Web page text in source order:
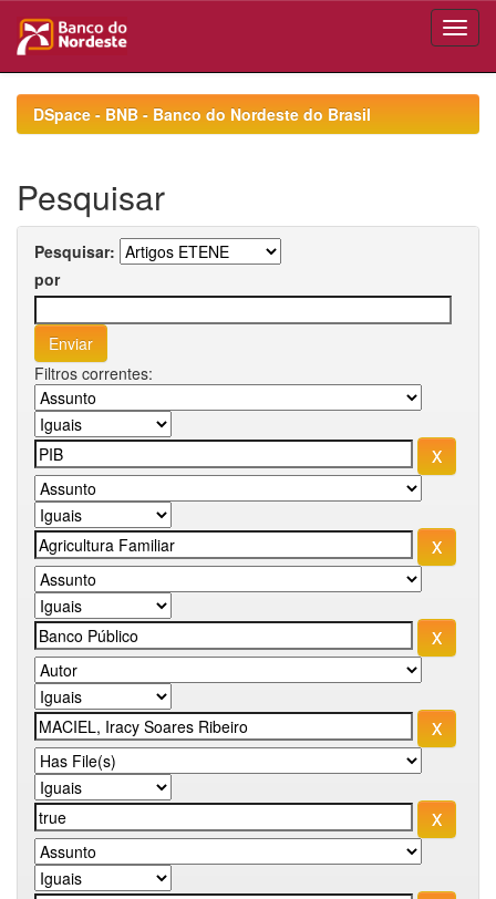
navigationDSpace - BNB - Banco do Nordeste do Brasil
Pesquisar
Pesquisar:
por
Filtros correntes: